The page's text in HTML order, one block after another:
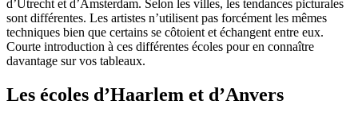
d’Utrecht et d’Amsterdam. Selon les villes, les tendances picturales
sont différentes. Les artistes n’utilisent pas forcément les mêmes
techniques bien que certains se côtoient et échangent entre eux.
Courte introduction à ces différentes écoles pour en connaître
davantage sur vos tableaux.
Les écoles d’Haarlem et d’Anvers